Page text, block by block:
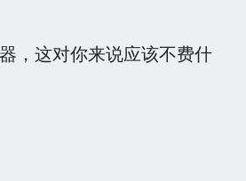
，这对你来说应该不费什